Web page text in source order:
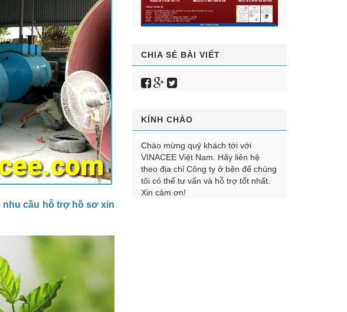
nhu cầu hỗ trợ hồ sơ xin
CHIA SẺ BÀI VIẾT
KÍNH CHÀO
Chào mừng quý khách tới với
VINACEE Việt Nam. Hãy liên hệ
theo địa chỉ Công ty ở bên để chúng
tôi có thể tư vấn và hỗ trợ tốt nhất.
Xin cảm ơn!